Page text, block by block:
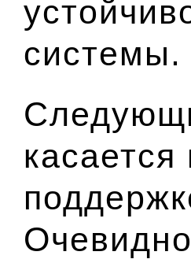
системы.